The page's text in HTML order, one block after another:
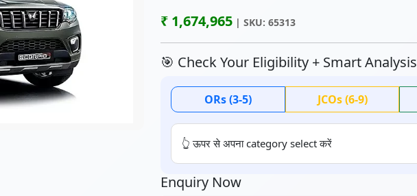
₹ 1,674,965 | SKU: 65313
🎯 Check Your Eligibility + Smart Analysis
ORs (3-5) JCOs (6-9)
👆 ऊपर से अपना category select करें
Enquiry Now